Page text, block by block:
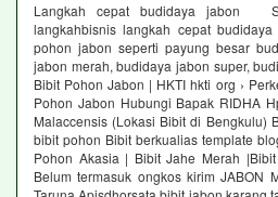
Langkah cepat budidaya jabon
langkahbisnis langkah cepat
pohon jabon seperti payung besar
jabon merah, budidaya jabon super,
Bibit Pohon Jabon | HKTI hkti org ›
Pohon Jabon Hubungi Bapak RIDHA
Malaccensis (Lokasi Bibit di Bengkulu)
bibit pohon Bibit berkualias template
Pohon Akasia | Bibit Jahe Merah
Belum termasuk ongkos kirim